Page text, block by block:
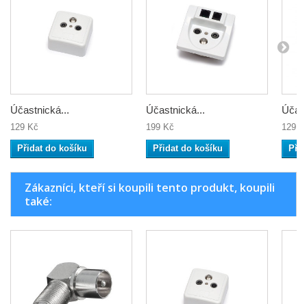
Účastnická...
129 Kč
Přidat do košíku
Účastnická...
199 Kč
Přidat do košíku
129
Zákazníci, kteří si koupili tento produkt, koupili
také: